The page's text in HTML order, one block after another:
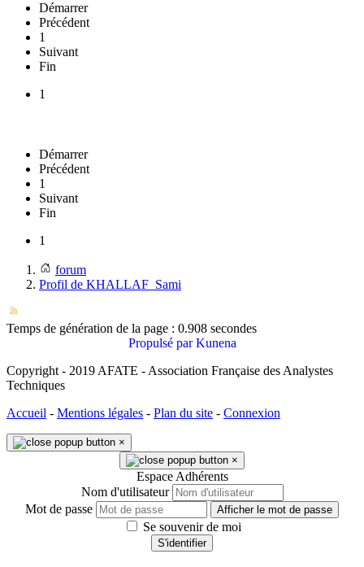
Démarrer
Précédent
1
Suivant
Fin
1
Démarrer
Précédent
1
Suivant
Fin
1
forum
Profil de KHALLAF_Sami
Temps de génération de la page : 0.908 secondes
Propulsé parKunena
Copyright - 2019 AFATE - Association Française des Analystes
Techniques
Accueil - Mentions légales - Plan du site - Connexion
×
×
Espace Adhérents
Nom d'utilisateur
Mot de passe
Afficher le mot de passe
Se souvenir de moi
S'identifier